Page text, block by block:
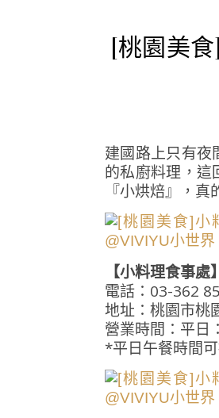
[桃園美
建國路上只有夜
的私廚料理，這
『小烘焙』，
【小料理食事處】
電話：03-362
地址：桃園市桃
營業時間：平日
*平日午餐時間